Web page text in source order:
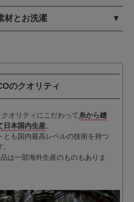
材とお洗濯
のクオリティ
オリティにこだわって 糸から縫
日本国内生産。
とも国内最高レベルの技術を持つ
は一部海外生産のものもありま